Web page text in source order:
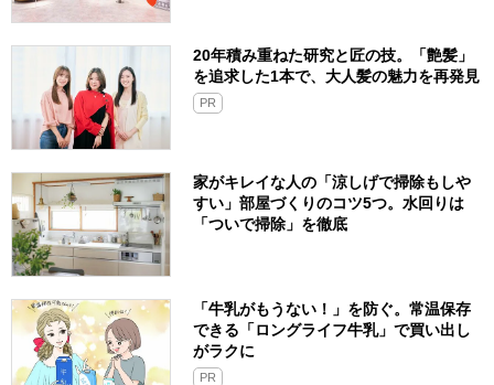
20年積み重ねた研究と匠の技。「艶髪」
を追求した1本で、大人髪の魅力を再発見
PR
家がキレイな人の「涼しげで掃除もしや
すい」部屋づくりのコツ5つ。水回りは
「ついで掃除」を徹底
「牛乳がもうない！」を防ぐ。常温保存
できる「ロングライフ牛乳」で買い出し
がラクに
PR